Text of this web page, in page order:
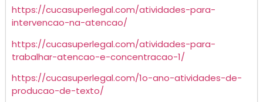
https://cucasuperlegal.com/atividades-para-
intervencao-na-atencao/
https://cucasuperlegal.com/atividades-para-
trabalhar-atencao-e-concentracao-1/
https://cucasuperlegal.com/1o-ano-atividades-de-
producao-de-texto/